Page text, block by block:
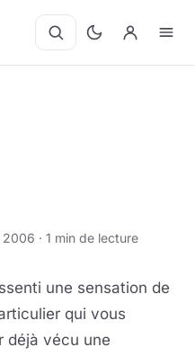
· 1 min de lecture
une sensation de
qui vous
déjà vécu une